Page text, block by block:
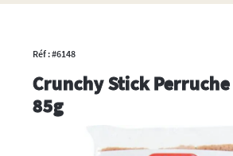
Réf : #6148
Crunchy Stick
85g